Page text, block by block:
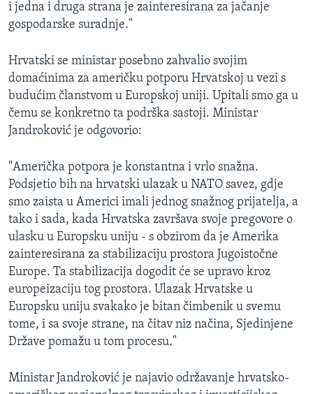
i jedna i druga strana je zainteresirana za jačanje
gospodarske suradnje."
Hrvatski se ministar posebno zahvalio svojim
domaćinima za američku potporu Hrvatskoj u vezi s
budućim članstvom u Europskoj uniji. Upitali smo ga u
čemu se konkretno ta podrška sastoji. Ministar
Jandroković je odgovorio:
"Američka potpora je konstantna i vrlo snažna.
Podsjetio bih na hrvatski ulazak u NATO savez, gdje
smo zaista u Americi imali jednog snažnog prijatelja, a
tako i sada, kada Hrvatska završava svoje pregovore o
ulasku u Europsku uniju - s obzirom da je Amerika
zainteresirana za stabilizaciju prostora Jugoistočne
Europe. Ta stabilizacija dogodit će se upravo kroz
europeizaciju tog prostora. Ulazak Hrvatske u
Europsku uniju svakako je bitan čimbenik u svemu
tome, i sa svoje strane, na čitav niz načina, Sjedinjene
Države pomažu u tom procesu."
Ministar Jandroković je najavio održavanje hrvatsko-